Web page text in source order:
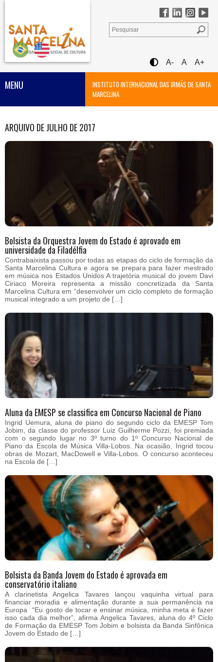
A- A A+
INSTITUTO INTERNACIONAL DAS IRMÃS DE SANTA
MARCELINA
MENU
ARQUIVO DE JULHO DE 2017
Bolsista da Orquestra Jovem do Estado é aprovado em
universidade da Filadélfia
Contrabaixista passou por todas as etapas do ciclo de formação da
Santa Marcelina Cultura e agora se prepara para fazer mestrado
em música nos Estados Unidos A trajetória musical do jovem Davi
Ciriaco Moreira representa a missão concretizada da Santa
Marcelina Cultura em “desenvolver um ciclo completo de formação
musical integrado a um projeto de […]
Aluna da EMESP se classifica em Concurso Nacional de Piano
Ingrid Uemura, aluna de piano do segundo ciclo da EMESP Tom
Jobim, da classe do professor Luiz Guilherme Pozzi, foi premiada
com o segundo lugar no 3º turno do 1º Concurso Nacional de
Piano da Escola de Música Villa-Lobos. Na ocasião, Ingrid tocou
obras de Mozart, MacDowell e Villa-Lobos. O concurso aconteceu
na Escola de […]
Bolsista da Banda Jovem do Estado é aprovada em
conservatório italiano
A clarinetista Angelica Tavares lançou vaquinha virtual para
financiar moradia e alimentação durante a sua permanência na
Europa “Eu gosto de tocar e ensinar música, minha meta é fazer
isso cada dia melhor”, afirma Angelica Tavares, aluna do 4º Ciclo
de Formação da EMESP Tom Jobim e bolsista da Banda Sinfônica
Jovem do Estado de […]